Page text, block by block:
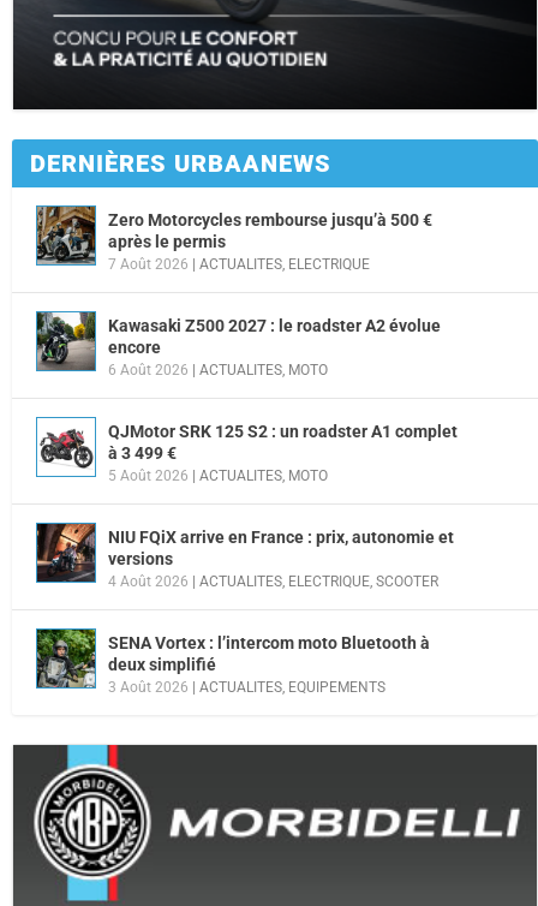
DERNIÈRES URBAANEWS
Zero Motorcycles rembourse jusqu’à 500 €
après le permis
7 Août 2026 | ACTUALITES ELECTRIQUE
Kawasaki Z500 2027 : le roadster A2 évolue
encore
6 Août 2026 | ACTUALITES MOTO
QJMotor SRK 125 S2 : un roadster A1 complet
à 3 499 €
5 Août 2026 | ACTUALITES MOTO
NIU FQiX arrive en France : prix, autonomie et
versions
4 Août 2026 | ACTUALITES ELECTRIQUE SCOOTER
SENA Vortex : l’intercom moto Bluetooth à
deux simplifié
3 Août 2026 | ACTUALITES EQUIPEMENTS